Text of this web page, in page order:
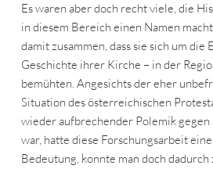
Es waren aber doch recht viele, die
in diesem Bereich einen Namen
damit zusammen, dass sie sich um die
Geschichte ihrer Kirche – in der
bemühten. Angesichts der eher
Situation des österreichischen
wieder aufbrechender Polemik gegen
war, hatte diese Forschungsarbeit
Bedeutung, konnte man doch dadurch